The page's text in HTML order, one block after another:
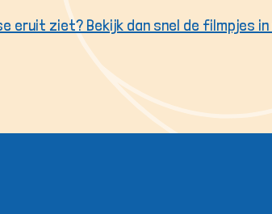
eruit ziet? Bekijk dan snel de filmpjes